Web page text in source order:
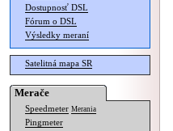
Dostupnosť DSL
Fórum o DSL
Výsledky meraní
Satelitná mapa SR
Merače
Speedmeter Merania
Pingmeter